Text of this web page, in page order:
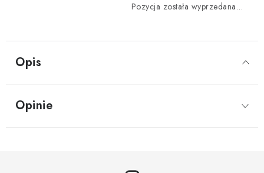
Opis
Pozycja została wyprzedana…
Opinie